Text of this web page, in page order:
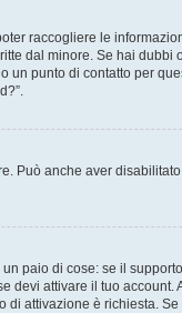
raccogliere le
dal minore. Se hai dubbi
punto di contatto per
Può anche aver
paio di cose: se il
attivare il tuo
attivazione è richiesta.